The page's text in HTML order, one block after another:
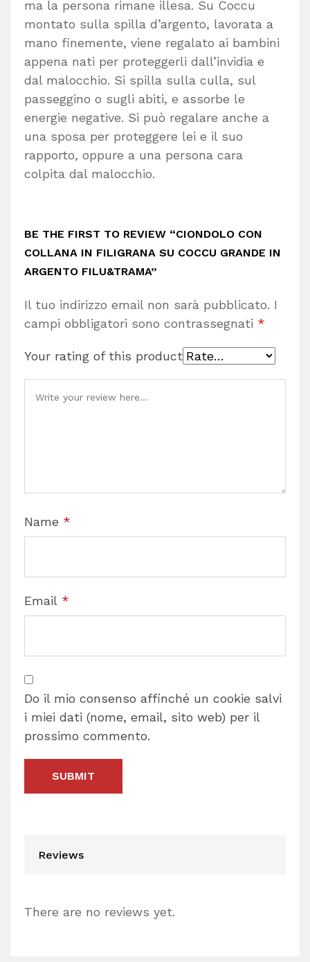
ma la persona rimane illesa. Su Coccu
montato sulla spilla d’argento, lavorata a
mano finemente, viene regalato ai bambini
appena nati per proteggerli dall’invidia e
dal malocchio. Si spilla sulla culla, sul
passeggino o sugli abiti, e assorbe le
energie negative. Si può regalare anche a
una sposa per proteggere lei e il suo
rapporto, oppure a una persona cara
colpita dal malocchio.
BE THE FIRST TO REVIEW “CIONDOLO CON
COLLANA IN FILIGRANA SU COCCU GRANDE IN
ARGENTO FILU&TRAMA”
Il tuo indirizzo email non sarà pubblicato. I
campi obbligatori sono contrassegnati *
Your rating of this product
Name *
Email *
Do il mio consenso affinché un cookie salvi
i miei dati (nome, email, sito web) per il
prossimo commento.
Reviews
There are no reviews yet.